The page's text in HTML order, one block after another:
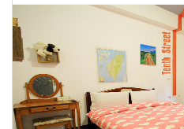
顧
客
滿
意
度